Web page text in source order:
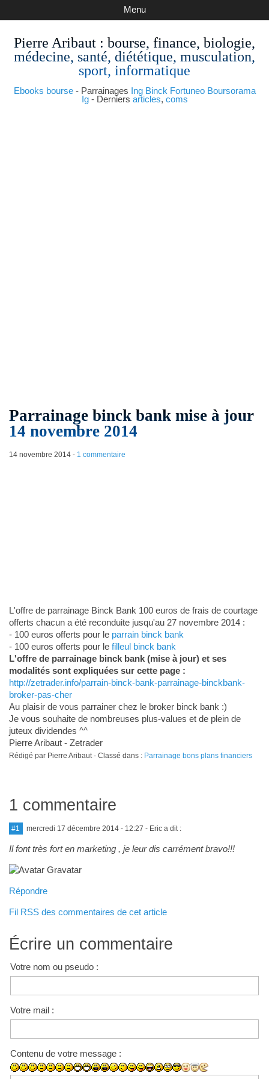
Pierre Aribaut : bourse, finance, biologie,
médecine, santé, diététique, musculation,
sport, informatique
Ebooks bourse- Parrainages Ing Binck Fortuneo Boursorama
Ig- Derniers articles, coms
Menu
Parrainage binck bank mise à jour
14 novembre 2014
14 novembre 2014- 1 commentaire
L'offre de parrainage Binck Bank 100 euros de frais de courtage
offerts chacun a été reconduite jusqu'au 27 novembre 2014 :
- 100 euros offerts pour le parrain binck bank
- 100 euros offerts pour le filleul binck bank
L'offre de parrainage binck bank (mise à jour) et ses
modalités sont expliquées sur cette page :
http://zetrader.info/parrain-binck-bank-parrainage-binckbank-
broker-pas-cher
Au plaisir de vous parrainer chez le broker binck bank :)
Je vous souhaite de nombreuses plus-values et de plein de
juteux dividendes ^^
Pierre Aribaut - Zetrader
Rédigé par Pierre Aribaut - Classé dans : Parrainage bons plans financiers
1 commentaire
#1 mercredi 17 décembre 2014 - 12:27 - Eric a dit :
Il font très fort en marketing , je leur dis carrément bravo!!!
Répondre
Fil RSS des commentaires de cet article
Écrire un commentaire
Votre nom ou pseudo :
Votre mail :
Contenu de votre message :